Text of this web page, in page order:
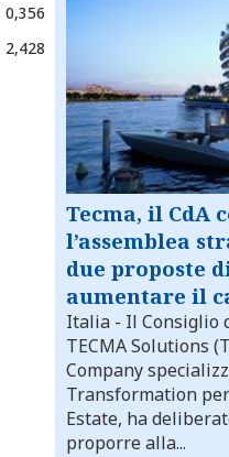
0,356
2,428
Tecma, il CdA
l’assemblea
due proposte
aumentare il
Italia - Il Consiglio
TECMA Solutions
Company
Transformation
Estate, ha
proporre alla...